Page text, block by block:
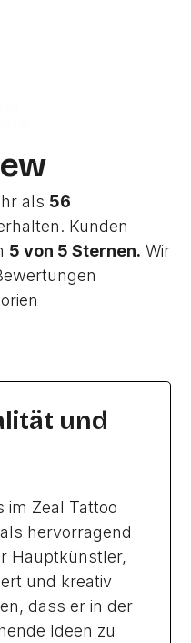
als 56
Kunden
5 von 5 Sternen. Wir
und
im Zeal Tattoo
hervorragend
Hauptkünstler,
und kreativ
dass er in der
Ideen zu